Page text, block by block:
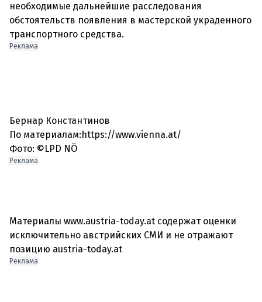
необходимые дальнейшие расследования
обстоятельств появления в мастерской украденного
транспортного средства.
Реклама
Бернар Константинов
По материалам:https://www.vienna.at/
Фото: ©LPD NÖ
Реклама
Материалы www.austria-today.at содержат оценки
исключительно австрийских СМИ и не отражают
позицию austria-today.at
Реклама